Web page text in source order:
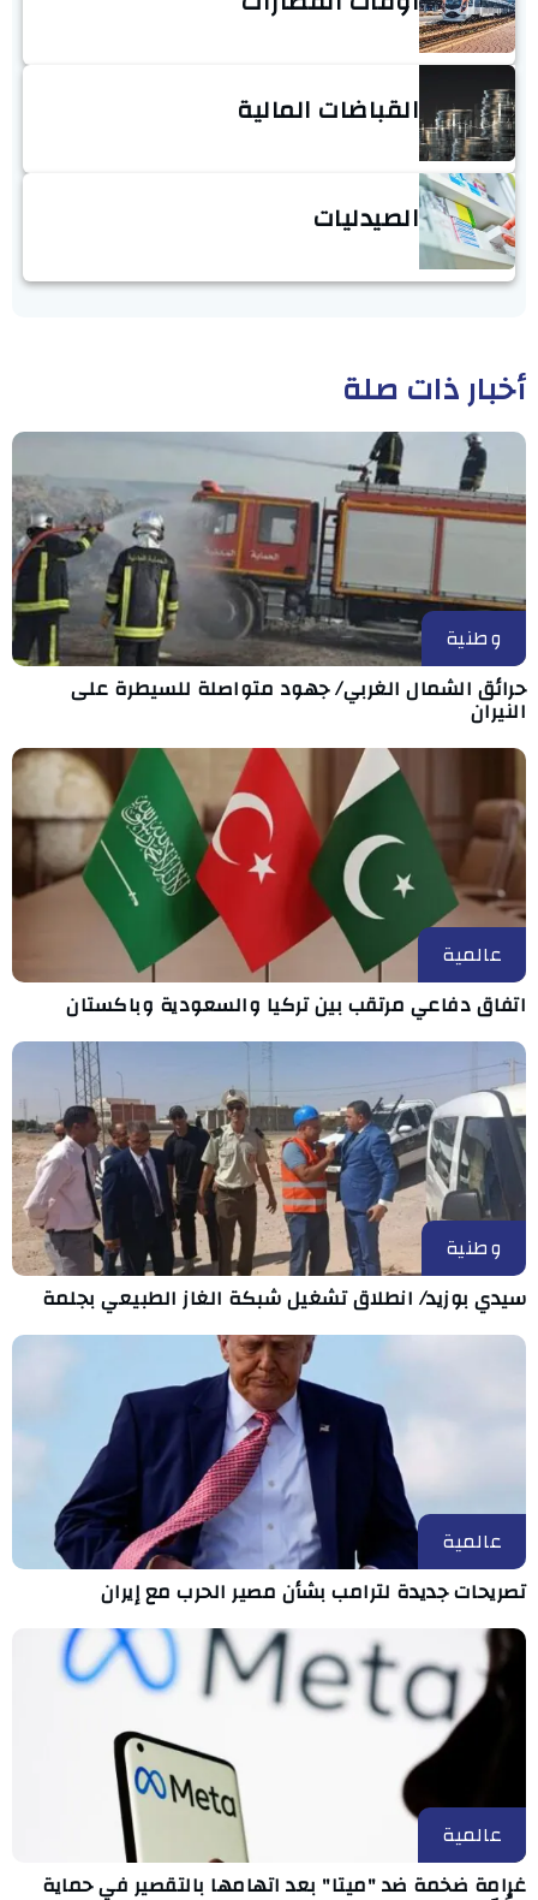
القباضات المالية
الصيدليات
أخبار ذات صلة
وطنية
حرائق الشمال الغربي/ جهود متواصلة للسيطرة على
النيران
عالمية
اتفاق دفاعي مرتقب بين تركيا والسعودية وباكستان
وطنية
سيدي بوزيد/ انطلاق تشغيل شبكة الغاز الطبيعي بجلمة
عالمية
تصريحات جديدة لترامب بشأن مصير الحرب مع إيران
عالمية
غرامة ضخمة ضد "ميتا" بعد اتهامها بالتقصير في حماية